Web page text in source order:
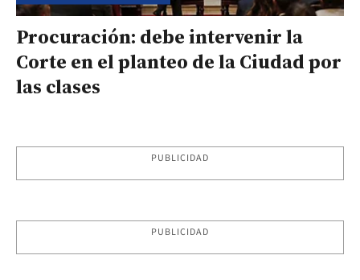
Procuración: debe intervenir la
Corte en el planteo de la Ciudad por
las clases
PUBLICIDAD
PUBLICIDAD